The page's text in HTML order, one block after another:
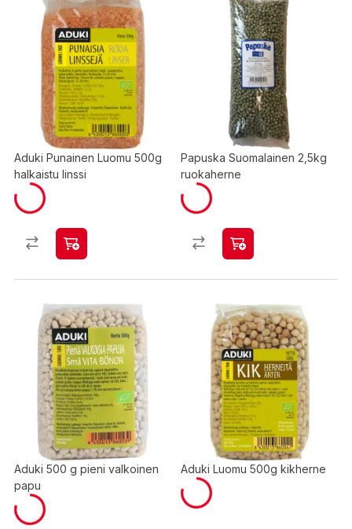
Aduki Punainen Luomu 500g
halkaistu linssi
Papuska Suomalainen 2,5kg
ruokaherne
Aduki 500 g pieni valkoinen
papu
Aduki Luomu 500g kikherne